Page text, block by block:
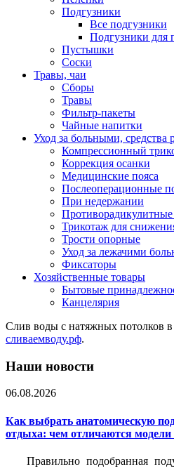
Подгузники
Все подгузники
Подгузники для
Пустышки
Соски
Травы, чаи
Сборы
Травы
Фильтр-пакеты
Чайные напитки
Уход за больными, средства
Компрессионный
Коррекция осанки
Медицинские пояса
Послеоперационные
При недержании
Противорадикулитные
Трикотаж для
Трости опорные
Уход за лежачими
Фиксаторы
Хозяйственные товары
Бытовые
Канцелярия
Слив воды с натяжных потолков в
сливаемводу.рф.
Наши новости
06.08.2026
Как выбрать анатомическую
отдыха: чем отличаются
Правильно подобранная